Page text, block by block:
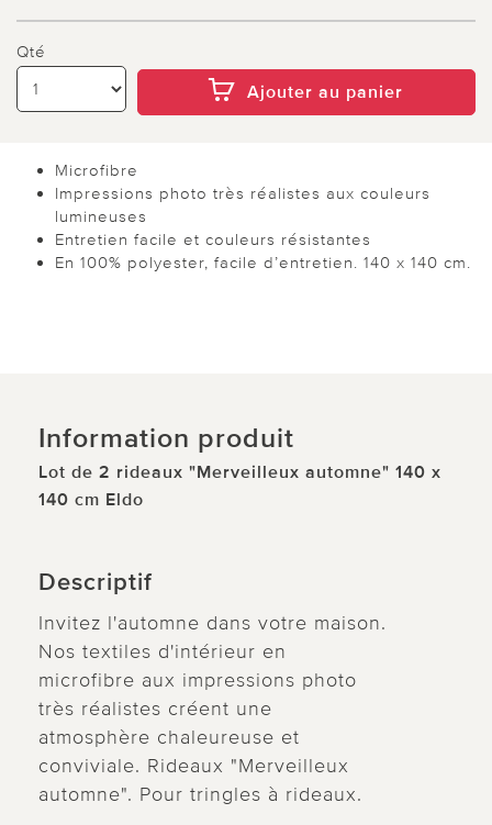
Qté
Ajouter au panier
Microfibre
Impressions photo très réalistes aux couleurs
lumineuses
Entretien facile et couleurs résistantes
En 100% polyester, facile d’entretien. 140 x 140 cm.
Information produit
Lot de 2 rideaux "Merveilleux automne" 140 x
140 cm Eldo
Descriptif
Invitez l'automne dans votre maison.
Nos textiles d'intérieur en
microfibre aux impressions photo
très réalistes créent une
atmosphère chaleureuse et
conviviale. Rideaux "Merveilleux
automne". Pour tringles à rideaux.